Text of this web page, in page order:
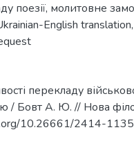
поезії, молитовне
English translation,
перекладу
/ Бовт А. Ю. // Нова
10.26661/2414-